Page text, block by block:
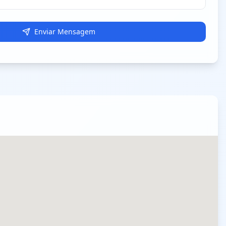
Enviar Mensagem